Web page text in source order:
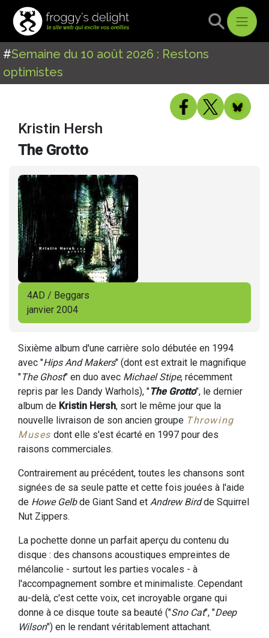
#Semaine du 10 août 2026 : Restons
optimistes
Kristin Hersh
The Grotto
4AD / Beggars
janvier 2004
Sixième album d'une carrière solo débutée en 1994
avec "Hips And Makers" (dont est extrait le magnifique
"The Ghost" en duo avec Michael Stipe, récemment
repris par les Dandy Warhols), "The Grotto", le dernier
album de Kristin Hersh, sort le même jour que la
nouvelle livraison de son ancien groupe Throwing
Muses dont elle s'est écarté en 1997 pour des
raisons commerciales.
Contrairement au précédent, toutes les chansons sont
signées de sa seule patte et cette fois jouées à l'aide
de Howe Gelbde Giant Sand et Andrew Birdde Squirrel
Nut Zippers.
La pochette donne un parfait aperçu du contenu du
disque : des chansons acoustiques empreintes de
mélancolie - surtout les parties vocales - à
l'accompagnement sombre et minimaliste. Cependant
au-delà, c'est cette voix, cet incroyable organe qui
donne à ce disque toute sa beauté ("Sno Cat", "Deep
Wilson") en le rendant véritablement attachant.